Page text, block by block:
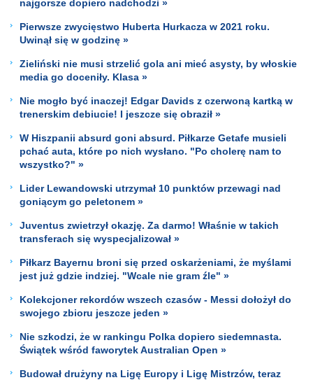
najgorsze dopiero nadchodzi »
Pierwsze zwycięstwo Huberta Hurkacza w 2021 roku.
Uwinął się w godzinę »
Zieliński nie musi strzelić gola ani mieć asysty, by włoskie
media go doceniły. Klasa »
Nie mogło być inaczej! Edgar Davids z czerwoną kartką w
trenerskim debiucie! I jeszcze się obraził »
W Hiszpanii absurd goni absurd. Piłkarze Getafe musieli
pchać auta, które po nich wysłano. "Po cholerę nam to
wszystko?" »
Lider Lewandowski utrzymał 10 punktów przewagi nad
goniącym go peletonem »
Juventus zwietrzył okazję. Za darmo! Właśnie w takich
transferach się wyspecjalizował »
Piłkarz Bayernu broni się przed oskarżeniami, że myślami
jest już gdzie indziej. "Wcale nie gram źle" »
Kolekcjoner rekordów wszech czasów - Messi dołożył do
swojego zbioru jeszcze jeden »
Nie szkodzi, że w rankingu Polka dopiero siedemnasta.
Świątek wśród faworytek Australian Open »
Budował drużyny na Ligę Europy i Ligę Mistrzów, teraz